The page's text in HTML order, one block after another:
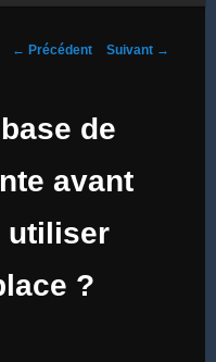
Navigation des articles
← Précédent Suivant →
de
avant
utiliser
?